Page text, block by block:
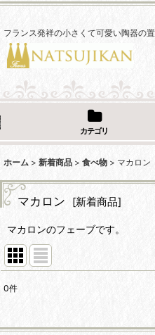
フランス発祥の小さくて可愛い陶器の
カテゴリ
ホーム > 新着商品 > 食べ物 > マカロン
マカロン [新着商品]
マカロンのフェーブです。
0件